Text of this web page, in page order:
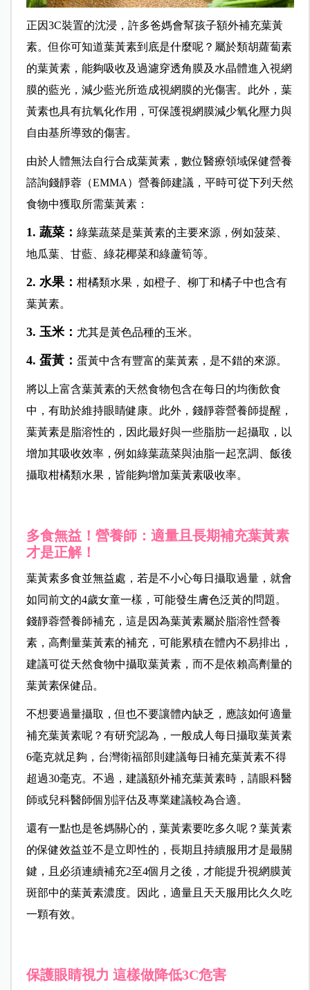
正因3C裝置的沈浸，許多爸媽會幫孩子額外補充葉黃
素。但你可知道葉黃素到底是什麼呢？屬於類胡蘿蔔素
的葉黃素，能夠吸收及過濾穿透角膜及水晶體進入視網
膜的藍光，減少藍光所造成視網膜的光傷害。此外，葉
黃素也具有抗氧化作用，可保護視網膜減少氧化壓力與
自由基所導致的傷害。
由於人體無法自行合成葉黃素，數位醫療領域保健營養
諮詢錢靜蓉（EMMA）營養師建議，平時可從下列天然
食物中獲取所需葉黃素：
1. 蔬菜： 綠葉蔬菜是葉黃素的主要來源，例如菠菜、
地瓜葉、甘藍、綠花椰菜和綠蘆筍等。
2. 水果： 柑橘類水果，如橙子、柳丁和橘子中也含有
葉黃素。
3. 玉米： 尤其是黃色品種的玉米。
4. 蛋黃： 蛋黃中含有豐富的葉黃素，是不錯的來源。
將以上富含葉黃素的天然食物包含在每日的均衡飲食
中，有助於維持眼睛健康。此外，錢靜蓉營養師提醒，
葉黃素是脂溶性的，因此最好與一些脂肪一起攝取，以
增加其吸收效率，例如綠葉蔬菜與油脂一起烹調、飯後
攝取柑橘類水果，皆能夠增加葉黃素吸收率。
多食無益！營養師：適量且長期補充葉黃素
才是正解！
葉黃素多食並無益處，若是不小心每日攝取過量，就會
如同前文的4歲女童一樣，可能發生膚色泛黃的問題。
錢靜蓉營養師補充，這是因為葉黃素屬於脂溶性營養
素，高劑量葉黃素的補充，可能累積在體內不易排出，
建議可從天然食物中攝取葉黃素，而不是依賴高劑量的
葉黃素保健品。
不想要過量攝取，但也不要讓體內缺乏，應該如何適量
補充葉黃素呢？有研究認為，一般成人每日攝取葉黃素
6毫克就足夠，台灣衛福部則建議每日補充葉黃素不得
超過30毫克。不過，建議額外補充葉黃素時，請眼科醫
師或兒科醫師個別評估及專業建議較為合適。
還有一點也是爸媽關心的，葉黃素要吃多久呢？葉黃素
的保健效益並不是立即性的，長期且持續服用才是最關
鍵，且必須連續補充2至4個月之後，才能提升視網膜黃
斑部中的葉黃素濃度。因此，適量且天天服用比久久吃
一顆有效。
保護眼睛視力 這樣做降低3C危害